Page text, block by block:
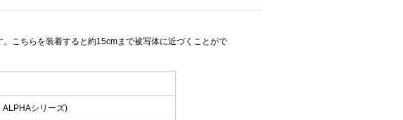
こちらを装着すると約15cmまで被写体に近づくことがで
シリーズ)